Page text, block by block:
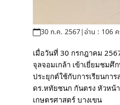
30 ก.ค. 2567|อ่าน : 106
เมื่อวันที่ 30 กรกฎาคม
จุลจอมเกล้า เข้าเยี่ยมชมศึ
ประยุกต์ใช้กับการเรียนกา
ดร.หทัยชนก กันตรง หัวหน้
เกษตรศาสตร์ บางเขน